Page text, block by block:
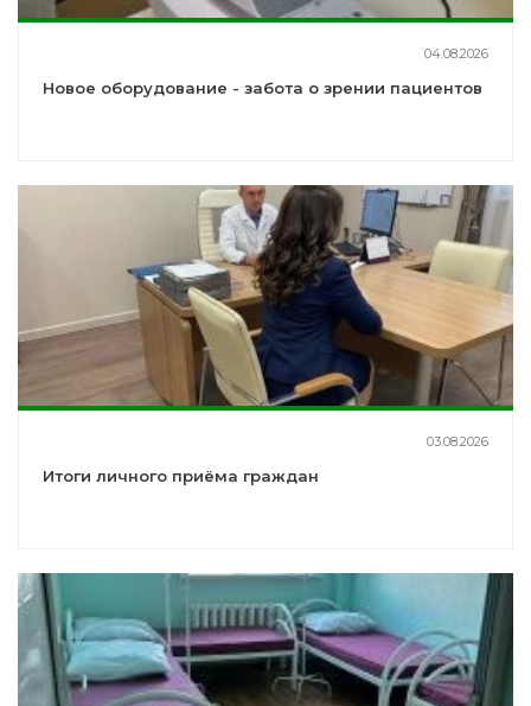
04.08.2026
Новое оборудование - забота о зрении пациентов
03.08.2026
Итоги личного приёма граждан